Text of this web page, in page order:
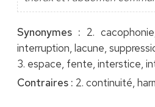
Synonymes : 2.
interruption, lacune,
3. espace, fente, interstice,
Contraires : 2. continuité,